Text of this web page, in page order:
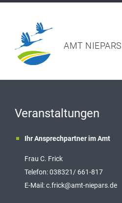
AMT NIEPARS
Veranstaltungen
Ihr Ansprechpartner im Amt
Frau C. Frick
Telefon: 038321/ 661-817
E-Mail:c.frick@amt-niepars.de